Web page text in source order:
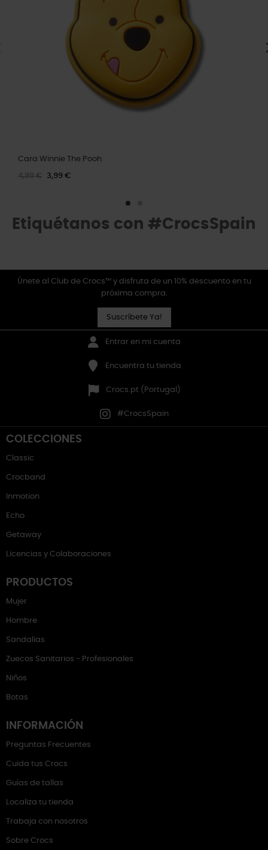
Cara Winnie The Pooh
4,99 € 3,99 €
Etiquétanos con #CrocsSpain
Únete al Club de Crocs™ y disfruta de un 10% descuento en tu
próxima compra.
Suscríbete Ya!
Entrar en mi cuenta
Encuentra tu tienda
Crocs.pt (Portugal)
#CrocsSpain
COLECCIONES
Classic
Crocband
Inmotion
Echo
Getaway
Licencias y Colaboraciones
PRODUCTOS
Mujer
Hombre
Sandalias
Zuecos Sanitarios - Profesionales
Niños
Botas
INFORMACIÓN
Preguntas Frecuentes
Cuida tus Crocs
Guías de tallas
Localiza tu tienda
Trabaja con nosotros
Sobre Crocs